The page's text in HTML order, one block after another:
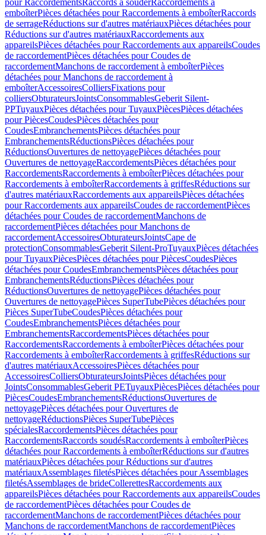
pour RaccordementsRaccords à souderRaccordements à
emboîterPièces détachées pour Raccordements à emboîterRaccords
de serrageRéductions sur d'autres matériauxPièces détachées pour
Réductions sur d'autres matériauxRaccordements aux
appareilsPièces détachées pour Raccordements aux appareilsCoudes
de raccordementPièces détachées pour Coudes de
raccordementManchons de raccordement à emboîterPièces
détachées pour Manchons de raccordement à
emboîterAccessoiresColliersFixations pour
colliersObturateursJointsConsommablesGeberit Silent-
PPTuyauxPièces détachées pour TuyauxPiècesPièces détachées
pour PiècesCoudesPièces détachées pour
CoudesEmbranchementsPièces détachées pour
EmbranchementsRéductionsPièces détachées pour
RéductionsOuvertures de nettoyagePièces détachées pour
Ouvertures de nettoyageRaccordementsPièces détachées pour
RaccordementsRaccordements à emboîterPièces détachées pour
Raccordements à emboîterRaccordements à griffesRéductions sur
d'autres matériauxRaccordements aux appareilsPièces détachées
pour Raccordements aux appareilsCoudes de raccordementPièces
détachées pour Coudes de raccordementManchons de
raccordementPièces détachées pour Manchons de
raccordementAccessoiresObturateursJointsCape de
protectionConsommablesGeberit Silent-ProTuyauxPièces détachées
pour TuyauxPiècesPièces détachées pour PiècesCoudesPièces
détachées pour CoudesEmbranchementsPièces détachées pour
EmbranchementsRéductionsPièces détachées pour
RéductionsOuvertures de nettoyagePièces détachées pour
Ouvertures de nettoyagePièces SuperTubePièces détachées pour
Pièces SuperTubeCoudesPièces détachées pour
CoudesEmbranchementsPièces détachées pour
EmbranchementsRaccordementsPièces détachées pour
RaccordementsRaccordements à emboîterPièces détachées pour
Raccordements à emboîterRaccordements à griffesRéductions sur
d'autres matériauxAccessoiresPièces détachées pour
AccessoiresColliersObturateursJointsPièces détachées pour
JointsConsommablesGeberit PETuyauxPiècesPièces détachées pour
PiècesCoudesEmbranchementsRéductionsOuvertures de
nettoyagePièces détachées pour Ouvertures de
nettoyageRéductionsPièces SuperTubePièces
spécialesRaccordementsPièces détachées pour
RaccordementsRaccords soudésRaccordements à emboîterPièces
détachées pour Raccordements à emboîterRéductions sur d'autres
matériauxPièces détachées pour Réductions sur d'autres
matériauxAssemblages filetésPièces détachées pour Assemblages
filetésAssemblages de brideCollerettesRaccordements aux
appareilsPièces détachées pour Raccordements aux appareilsCoudes
de raccordementPièces détachées pour Coudes de
raccordementManchons de raccordementPièces détachées pour
Manchons de raccordementManchons de raccordementPièces